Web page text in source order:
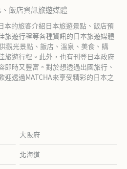
飯店資訊旅遊媒體
本的旅客介紹日本旅遊景點、飯店預
旅遊行程等各種資訊的日本旅遊媒體
觀光景點、飯店、溫泉、美食、購
旅遊行程。此外，也有刊登日本政府
即時又豐富。對於想透過出國旅行、
透過MATCHA來享受精彩的日本之
大阪府
北海道